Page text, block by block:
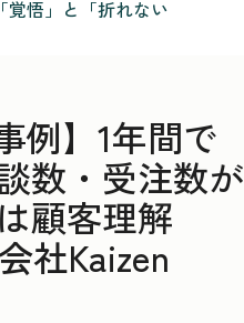
例】1年間で
数・受注数が
顧客理解
社Kaizen
覚悟」と「折れない